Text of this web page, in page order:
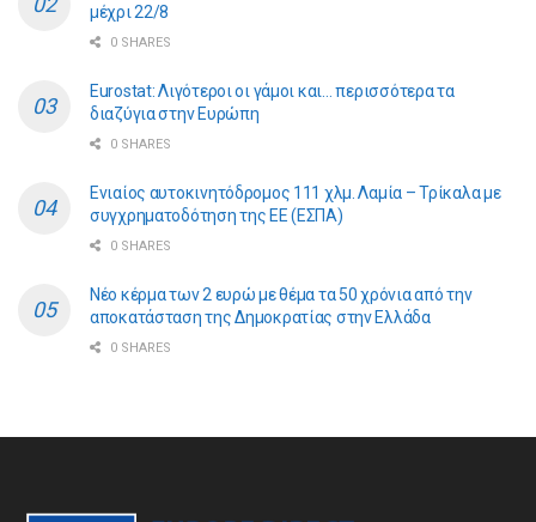
μέχρι 22/8
0 SHARES
Eurostat: Λιγότεροι οι γάμοι και… περισσότερα τα
διαζύγια στην Ευρώπη
0 SHARES
Ενιαίος αυτοκινητόδρομος 111 χλμ. Λαμία – Τρίκαλα με
συγχρηματοδότηση της ΕE (ΕΣΠΑ)
0 SHARES
Νέο κέρμα των 2 ευρώ με θέμα τα 50 χρόνια από την
αποκατάσταση της Δημοκρατίας στην Ελλάδα
0 SHARES